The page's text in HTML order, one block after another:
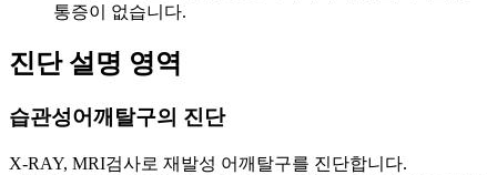
통증이 없습니다.
진단 설명 영역
습관성어깨탈구의 진단
X-RAY, MRI검사로 재발성 어깨탈구를 진단합니다.